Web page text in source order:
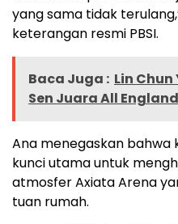
yang sama tidak
keterangan resmi PBSI.
Baca Juga : Lin
Sen Juara All England
Ana menegaskan bahwa
kunci utama untuk
atmosfer Axiata Arena
tuan rumah.